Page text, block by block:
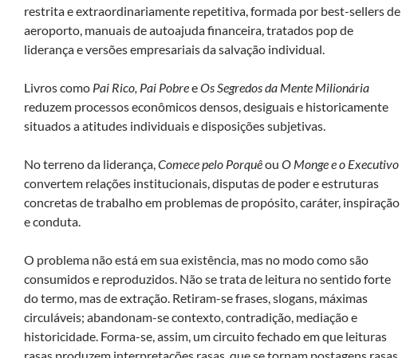
restrita e extraordinariamente repetitiva, formada por best-sellers de
aeroporto, manuais de autoajuda financeira, tratados pop de
liderança e versões empresariais da salvação individual.
Livros como Pai Rico, Pai PobreeOs Segredos da Mente Milionária
reduzem processos econômicos densos, desiguais e historicamente
situados a atitudes individuais e disposições subjetivas.
No terreno da liderança,Comece pelo Porquêou O Monge e o Executivo
convertem relações institucionais, disputas de poder e estruturas
concretas de trabalho em problemas de propósito, caráter, inspiração
e conduta.
O problema não está em sua existência, mas no modo como são
consumidos e reproduzidos. Não se trata de leitura no sentido forte
do termo, mas de extração. Retiram-se frases, slogans, máximas
circuláveis; abandonam-se contexto, contradição, mediação e
historicidade. Forma-se, assim, um circuito fechado em que leituras